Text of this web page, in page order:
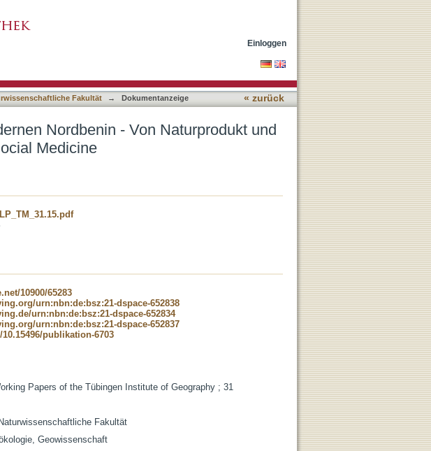
Einloggen
Fakultät → Dokumentanzeige « zurück
Nordbenin - Von Naturprodukt und
Medicine
10900/65283
urn:nbn:de:bsz:21-dspace-652838
urn:nbn:de:bsz:21-dspace-652834
urn:nbn:de:bsz:21-dspace-652837
publikation-6703
Papers of the Tübingen Institute of Geography ; 31
Fakultät
Geowissenschaft